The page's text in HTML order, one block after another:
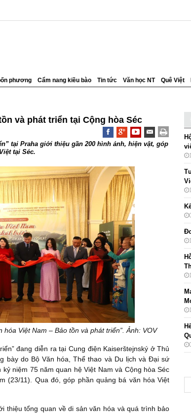
phương Cẩm nang kiều bào Tin tức Văn học NT Quê Việt
và phát triển tại Cộng hòa Séc
tại Praha giới thiệu gần 200 hình ảnh, hiện vật, góp
tại Séc.
Việt Nam – Bảo tồn và phát triển”. Ảnh: VOV
đang diễn ra tại Cung điện Kaiserštejnský ở Thủ
bày do Bộ Văn hóa, Thể thao và Du lịch và Đại sứ
niệm 75 năm quan hệ Việt Nam và Cộng hòa Séc
(23/11). Qua đó, góp phần quảng bá văn hóa Việt
thiệu tổng quan về di sản văn hóa và quá trình bảo